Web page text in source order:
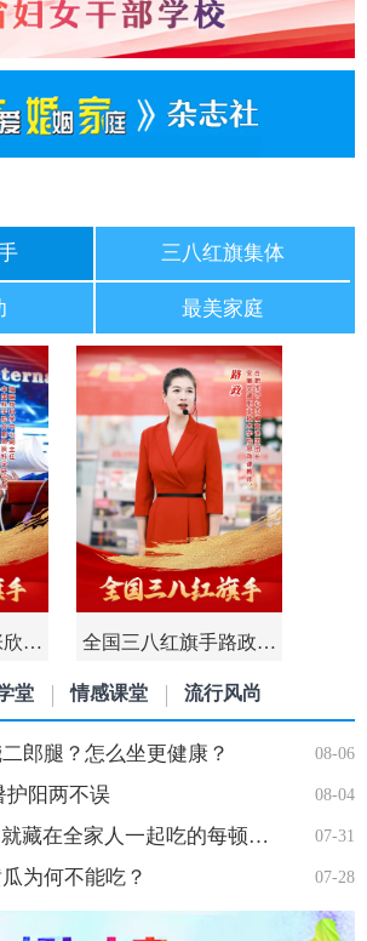
三八红旗集体
最美家庭
欣… 全国三八红旗手路政…
堂 情感课堂 流行风尚
08-06
郎腿？怎么坐更健康？
08-04
护阳两不误
07-31
最好的“免疫力”就藏在全家人一起吃的每顿饭里…
07-28
为何不能吃？